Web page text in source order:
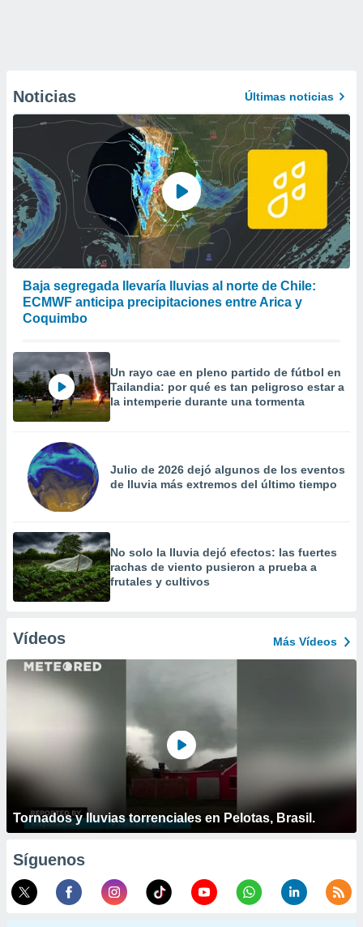
Noticias Últimas noticias
Baja segregada llevaría lluvias al norte de Chile:
ECMWF anticipa precipitaciones entre Arica y
Coquimbo
Un rayo cae en pleno partido de fútbol en
Tailandia: por qué es tan peligroso estar a
la intemperie durante una tormenta
Julio de 2026 dejó algunos de los eventos
de lluvia más extremos del último tiempo
No solo la lluvia dejó efectos: las fuertes
rachas de viento pusieron a prueba a
frutales y cultivos
Vídeos Más Vídeos
Tornados y lluvias torrenciales en Pelotas, Brasil.
Síguenos